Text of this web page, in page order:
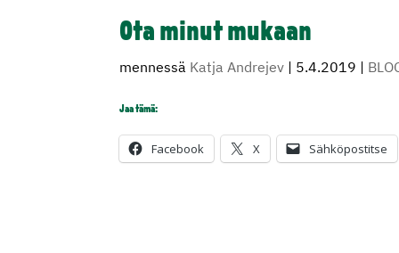
Ota minut mukaan
mennessä Katja Andrejev | 5.4.2019 |
Jaa tämä:
Facebook X Sähköpostitse